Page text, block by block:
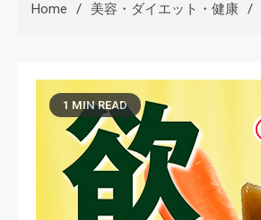
Home 美容・ダイエット・健康
1 MIN READ